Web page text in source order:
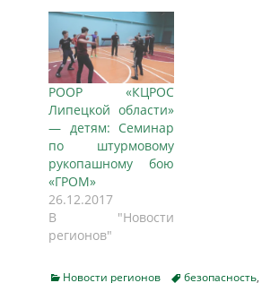
РООР «КЦРОС
Липецкой области»
— детям: Семинар
по штурмовому
рукопашному бою
«ГРОМ»
26.12.2017
В "Новости
регионов"
Categories
Новости регионов Tagsбезопасность,